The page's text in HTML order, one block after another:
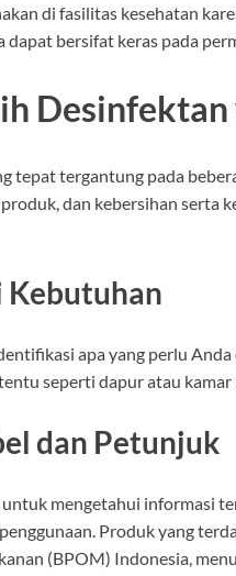
di fasilitas kesehatan
dapat bersifat keras pada
Desinfektan
tepat tergantung pada
dan kebersihan serta
apa yang perlu
seperti dapur atau kamar
dan Petunjuk
untuk mengetahui informasi
Produk yang
(BPOM) Indonesia,